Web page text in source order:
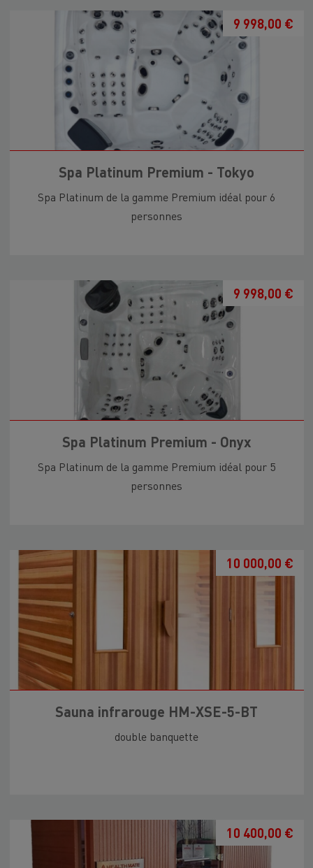
9 998,00 €
Spa Platinum Premium - Tokyo
Spa Platinum de la gamme Premium idéal pour 6
personnes
9 998,00 €
Spa Platinum Premium - Onyx
Spa Platinum de la gamme Premium idéal pour 5
personnes
10 000,00 €
Sauna infrarouge HM-XSE-5-BT
double banquette
10 400,00 €